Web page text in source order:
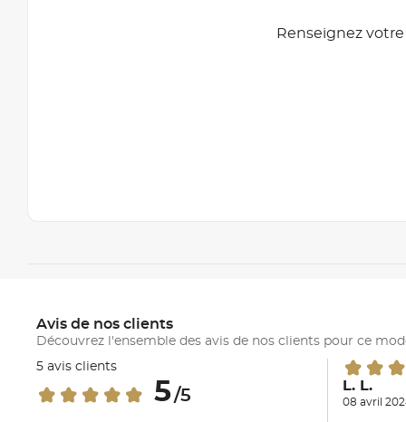
Renseignez
Avis de nos clients
Découvrez l'ensemble des avis de nos clients pour ce
5 avis clients
5/5
L. L.
08 avril